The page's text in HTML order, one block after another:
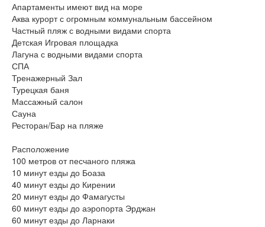
Апартаменты имеют вид на море
Аква курорт с огромным коммунальным бассейном
Частный пляж с водными видами спорта
Детская Игровая площадка
Лагуна с водными видами спорта
СПА
Тренажерный Зал
Турецкая баня
Массажный салон
Сауна
Ресторан/Бар на пляже
Расположение
100 метров от песчаного пляжа
10 минут езды до Боаза
40 минут езды до Кирении
20 минут езды до Фамагусты
60 минут езды до аэропорта Эрджан
60 минут езды до Ларнаки